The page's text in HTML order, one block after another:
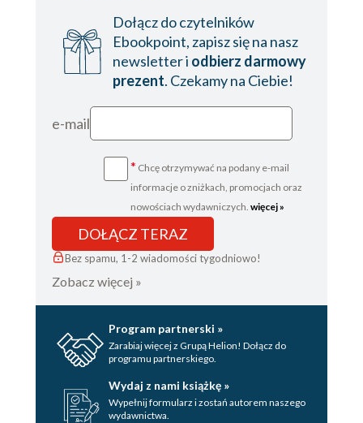
Dołącz do czytelników
Ebookpoint, zapisz się na nasz
newsletter i odbierz darmowy
prezent. Czekamy na Ciebie!
e-mail
* Chcę otrzymywać na podany e-mail
informacje o zniżkach, promocjach oraz
nowościach wydawniczych. więcej »
DOŁĄCZ TERAZ
Bez spamu, 1-2 wiadomości tygodniowo!
Zobacz więcej »
Program partnerski »
Zarabiaj więcej z Grupą Helion! Dołącz do
programu partnerskiego.
Wydaj z nami książkę »
Wypełnij formularz i zostań autorem naszego
wydawnictwa.